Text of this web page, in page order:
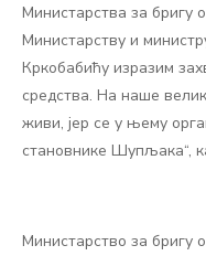
Министарства за бригу
Министарству и
Кркобабићу изразим
средства. На наше
живи, јер се у њему
становнике Шупљака“,
Министарство за бригу